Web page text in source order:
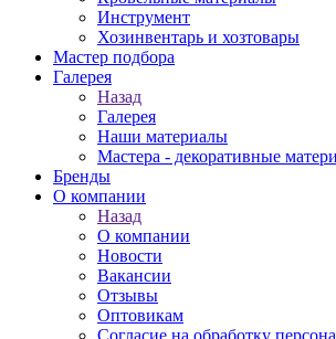
Инструмент
Хозинвентарь и хозтовары
Мастер подбора
Галерея
Назад
Галерея
Наши материалы
Мастера - декоративные
Бренды
О компании
Назад
О компании
Новости
Вакансии
Отзывы
Оптовикам
Cогласие на обработку